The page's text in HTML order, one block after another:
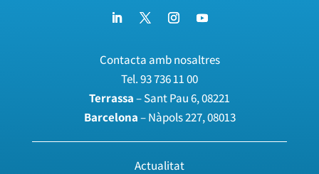
Contacta amb nosaltres
Tel.93 736 11 00
Terrassa– Sant Pau 6, 08221
Barcelona– Nàpols 227, 08013
Actualitat